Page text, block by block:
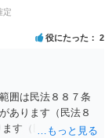
れててもいらない
ありません。
定
役にたった 2
囲は民法８８７条
あります（民法８
す（民法８９０